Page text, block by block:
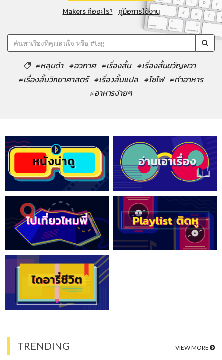
Makers คืออะไร? คู่มือการใช้งาน
#หลุมดำ #อวกาศ #เรื่องสั้น #เรื่องสั้นขวัญผวา
#เรื่องสั้นวิทยาศาสตร์ #เรื่องสั้นแปล #ไซไฟ #ทำอาหาร
#อาหารง่ายๆ
TRENDING VIEW MORE